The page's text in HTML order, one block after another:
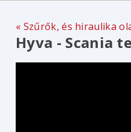
Szűrők, és hiraulika
Hyva - Scania